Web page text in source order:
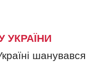
УКРАЇНИ